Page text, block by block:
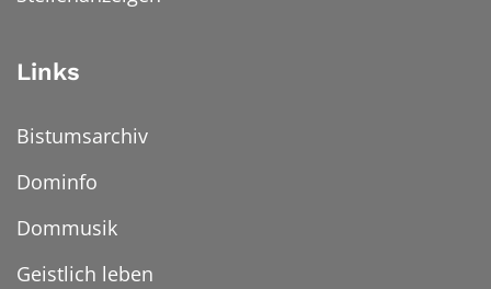
Links
Bistumsarchiv
Dominfo
Dommusik
Geistlich leben